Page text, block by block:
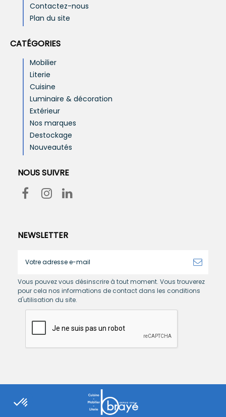
Contactez-nous
Plan du site
CATÉGORIES
Mobilier
Literie
Cuisine
Luminaire & décoration
Extérieur
Nos marques
Destockage
Nouveautés
NOUS SUIVRE
NEWSLETTER
Vous pouvez vous désinscrire à tout moment. Vous trouverez
pour cela nos informations de contact dans les conditions
d'utilisation du site.